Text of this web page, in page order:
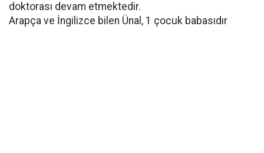
doktorası devam etmektedir.
Arapça ve İngilizce bilen Ünal, 1 çocuk babasıdır